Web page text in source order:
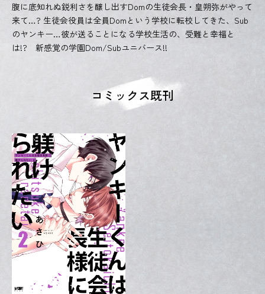
腹に底知れぬ鋭利さを醸し出すDomの生徒会長・皇朔弥がやって
来て…? 生徒会役員は全員Domという学校に転校してきた、Sub
のヤンキー…彼が送ることになる学校生活の、受難と幸福と
は!? 新感覚の学園Dom/Subユニバース!!
コミックス既刊